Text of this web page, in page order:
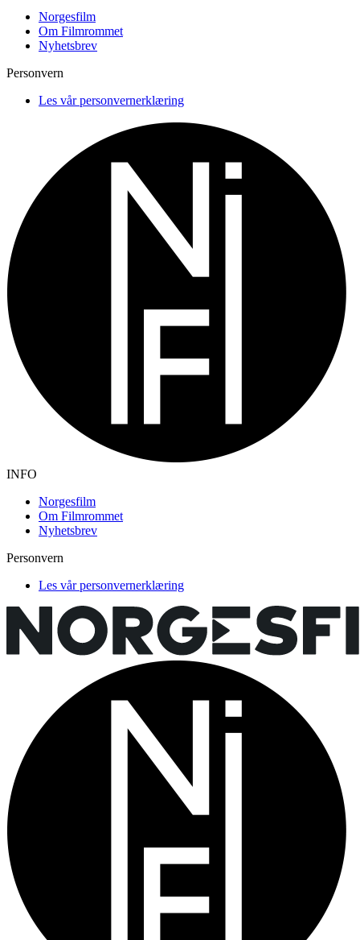
Norgesfilm
Om Filmrommet
Nyhetsbrev
Personvern
Les vår personvernerklæring
INFO
Norgesfilm
Om Filmrommet
Nyhetsbrev
Personvern
Les vår personvernerklæring